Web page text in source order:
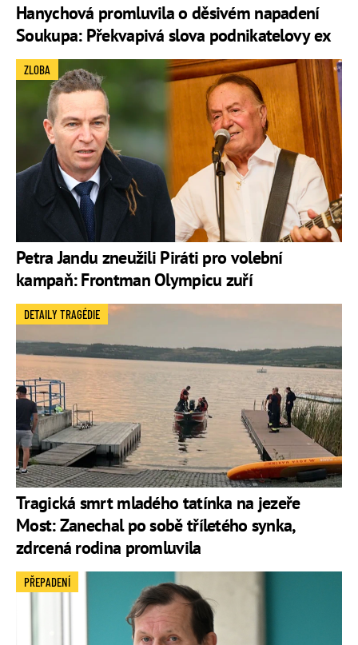
Hanychová promluvila o děsivém napadení
Soukupa: Překvapivá slova podnikatelovy ex
Petra Jandu zneužili Piráti pro volební
kampaň: Frontman Olympicu zuří
ZLOBA
Tragická smrt mladého tatínka na jezeře
Most: Zanechal po sobě tříletého synka,
zdrcená rodina promluvila
DETAILY TRAGÉDIE
PŘEPADENÍ